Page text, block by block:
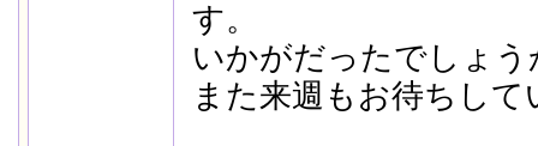
す。
いかがだったでしょ
また来週もお待ちして